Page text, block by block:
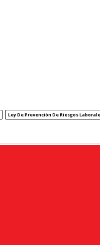
Ley De Prevención De Riesgos